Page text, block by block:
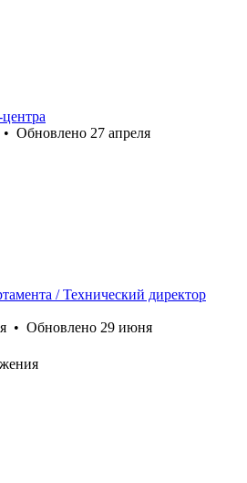
• Обновлено 27 апреля
/ Технический директор
• Обновлено 29 июня